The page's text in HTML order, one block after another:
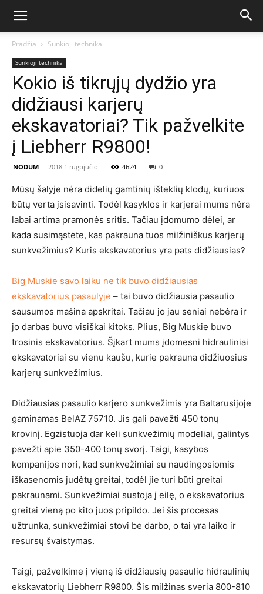
Pradžia Sunkioji technika
Sunkioji technika
Kokio iš tikrųjų dydžio yra
didžiausi karjerų
ekskavatoriai? Tik pažvelkite
į Liebherr R9800!
NODUM - 2018 1 rugpjūčio 4624 0
Mūsų šalyje nėra didelių gamtinių išteklių klodų, kuriuos
būtų verta įsisavinti. Todėl kasyklos ir karjerai mums nėra
labai artima pramonės sritis. Tačiau įdomumo dėlei, ar
kada susimąstėte, kas pakrauna tuos milžiniškus karjerų
sunkvežimius? Kuris ekskavatorius yra pats didžiausias?
Big Muskie savo laiku ne tik buvo didžiausias
ekskavatorius pasaulyje – tai buvo didžiausia pasaulio
sausumos mašina apskritai. Tačiau jo jau seniai nebėra ir
jo darbas buvo visiškai kitoks. Plius, Big Muskie buvo
trosinis ekskavatorius. Šįkart mums įdomesni hidrauliniai
ekskavatoriai su vienu kaušu, kurie pakrauna didžiuosius
karjerų sunkvežimius.
Didžiausias pasaulio karjero sunkvežimis yra Baltarusijoje
gaminamas BelAZ 75710. Jis gali pavežti 450 tonų
krovinį. Egzistuoja dar keli sunkvežimių modeliai, galintys
pavežti apie 350-400 tonų svorį. Taigi, kasybos
kompanijos nori, kad sunkvežimiai su naudingosiomis
iškasenomis judėtų greitai, todėl jie turi būti greitai
pakraunami. Sunkvežimiai sustoja į eilę, o ekskavatorius
greitai vieną po kito juos pripildo. Jei šis procesas
užtrunka, sunkvežimiai stovi be darbo, o tai yra laiko ir
resursų švaistymas.
Taigi, pažvelkime į vieną iš didžiausių pasaulio hidraulinių
ekskavatorių Liebherr R9800. Šis milžinas sveria 800-810